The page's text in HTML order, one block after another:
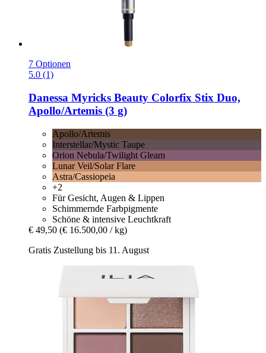
7 Optionen
5.0 (1)
Danessa Myricks Beauty Colorfix Stix Duo,
Apollo/Artemis (3 g)
Apollo/Artemis
Interstellar/Mystic Taupe
Orion Nebula/Twilight Gleam
Lunar Veil/Solar Flare
Astra/Cassiopeia
+2
Für Gesicht, Augen & Lippen
Schimmernde Farbpigmente
Schöne & intensive Leuchtkraft
€ 49,50 (€ 16.500,00 / kg)
Gratis Zustellung bis 11. August